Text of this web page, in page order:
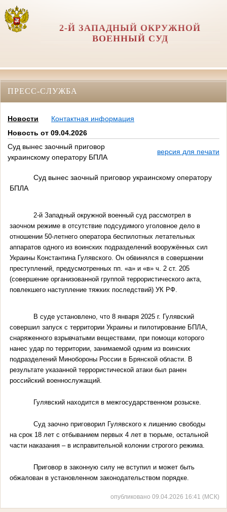
2-Й ЗАПАДНЫЙ ОКРУЖНОЙ
ВОЕННЫЙ СУД
ПРЕСС-СЛУЖБА
Новости
Контактная информация
Новость от 09.04.2026
Суд вынес заочный приговор
украинскому оператору БПЛА
версия для печати
Суд вынес заочный приговор украинскому оператору
БПЛА
2-й Западный окружной военный суд рассмотрел в
заочном режиме в отсутствие подсудимого уголовное дело в
отношении 50-летнего оператора беспилотных летательных
аппаратов одного из воинских подразделений вооружённых сил
Украины Константина Гулявского. Он обвинялся в совершении
преступлений, предусмотренных пп. «а» и «в» ч. 2 ст. 205
(совершение организованной группой террористического акта,
повлекшего наступление тяжких последствий) УК РФ.
В суде установлено, что 8 января 2025 г. Гулявский
совершил запуск с территории Украины и пилотирование БПЛА,
снаряженного взрывчатыми веществами, при помощи которого
нанес удар по территории, занимаемой одним из воинских
подразделений Минобороны России в Брянской области. В
результате указанной террористической атаки был ранен
российский военнослужащий.
Гулявский находится в межгосударственном розыске.
Суд заочно приговорил Гулявского к лишению свободы
на срок 18 лет с отбыванием первых 4 лет в тюрьме, остальной
части наказания – в исправительной колонии строгого режима.
Приговор в законную силу не вступил и может быть
обжалован в установленном законодательством порядке.
опубликовано 09.04.2026 16:41 (МСК)